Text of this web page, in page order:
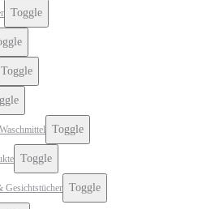
Toggle
Toggle
Toggle
Toggle
Gesichtstücher Toggle